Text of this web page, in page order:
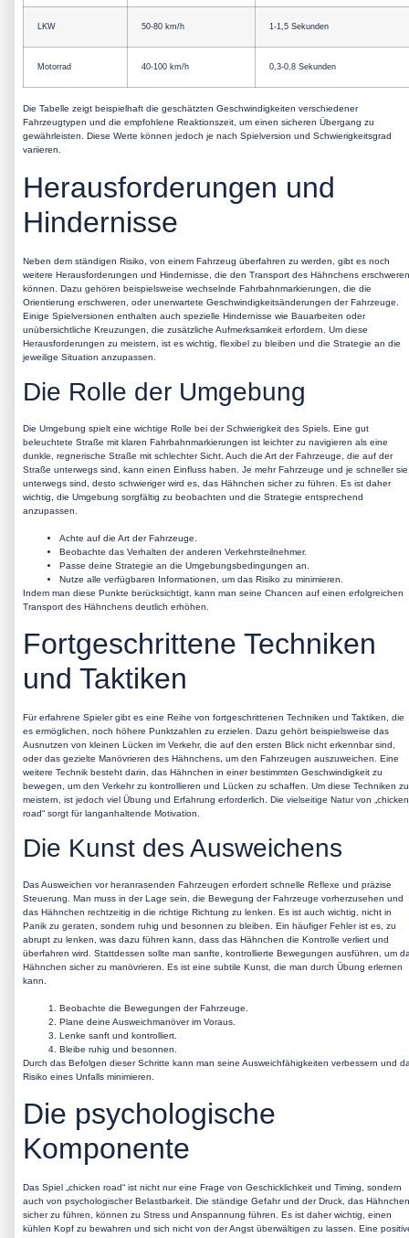
LKW 50-80 km/h 1-1,5 Sekunden
Motorrad 40-100 km/h 0,3-0,8 Sekunden
Die Tabelle zeigt beispielhaft die geschätzten Geschwindigkeiten verschiedener
Fahrzeugtypen und die empfohlene Reaktionszeit, um einen sicheren Übergang zu
gewährleisten. Diese Werte können jedoch je nach Spielversion und Schwierigkeitsgrad
variieren.
Herausforderungen und
Hindernisse
Neben dem ständigen Risiko, von einem Fahrzeug überfahren zu werden, gibt es noch
weitere Herausforderungen und Hindernisse, die den Transport des Hähnchens erschweren
können. Dazu gehören beispielsweise wechselnde Fahrbahnmarkierungen, die die
Orientierung erschweren, oder unerwartete Geschwindigkeitsänderungen der Fahrzeuge.
Einige Spielversionen enthalten auch spezielle Hindernisse wie Bauarbeiten oder
unübersichtliche Kreuzungen, die zusätzliche Aufmerksamkeit erfordern. Um diese
Herausforderungen zu meistern, ist es wichtig, flexibel zu bleiben und die Strategie an die
jeweilige Situation anzupassen.
Die Rolle der Umgebung
Die Umgebung spielt eine wichtige Rolle bei der Schwierigkeit des Spiels. Eine gut
beleuchtete Straße mit klaren Fahrbahnmarkierungen ist leichter zu navigieren als eine
dunkle, regnerische Straße mit schlechter Sicht. Auch die Art der Fahrzeuge, die auf der
Straße unterwegs sind, kann einen Einfluss haben. Je mehr Fahrzeuge und je schneller sie
unterwegs sind, desto schwieriger wird es, das Hähnchen sicher zu führen. Es ist daher
wichtig, die Umgebung sorgfältig zu beobachten und die Strategie entsprechend
anzupassen.
Achte auf die Art der Fahrzeuge.
Beobachte das Verhalten der anderen Verkehrsteilnehmer.
Passe deine Strategie an die Umgebungsbedingungen an.
Nutze alle verfügbaren Informationen, um das Risiko zu minimieren.
Indem man diese Punkte berücksichtigt, kann man seine Chancen auf einen erfolgreichen
Transport des Hähnchens deutlich erhöhen.
Fortgeschrittene Techniken
und Taktiken
Für erfahrene Spieler gibt es eine Reihe von fortgeschrittenen Techniken und Taktiken, die
es ermöglichen, noch höhere Punktzahlen zu erzielen. Dazu gehört beispielsweise das
Ausnutzen von kleinen Lücken im Verkehr, die auf den ersten Blick nicht erkennbar sind,
oder das gezielte Manövrieren des Hähnchens, um den Fahrzeugen auszuweichen. Eine
weitere Technik besteht darin, das Hähnchen in einer bestimmten Geschwindigkeit zu
bewegen, um den Verkehr zu kontrollieren und Lücken zu schaffen. Um diese Techniken zu
meistern, ist jedoch viel Übung und Erfahrung erforderlich. Die vielseitige Natur von „chicken
road“ sorgt für langanhaltende Motivation.
Die Kunst des Ausweichens
Das Ausweichen vor heranrasenden Fahrzeugen erfordert schnelle Reflexe und präzise
Steuerung. Man muss in der Lage sein, die Bewegung der Fahrzeuge vorherzusehen und
das Hähnchen rechtzeitig in die richtige Richtung zu lenken. Es ist auch wichtig, nicht in
Panik zu geraten, sondern ruhig und besonnen zu bleiben. Ein häufiger Fehler ist es, zu
abrupt zu lenken, was dazu führen kann, dass das Hähnchen die Kontrolle verliert und
überfahren wird. Stattdessen sollte man sanfte, kontrollierte Bewegungen ausführen, um
Hähnchen sicher zu manövrieren. Es ist eine subtile Kunst, die man durch Übung erlernen
kann.
Beobachte die Bewegungen der Fahrzeuge.
Plane deine Ausweichmanöver im Voraus.
Lenke sanft und kontrolliert.
Bleibe ruhig und besonnen.
Durch das Befolgen dieser Schritte kann man seine Ausweichfähigkeiten verbessern und
Risiko eines Unfalls minimieren.
Die psychologische
Komponente
Das Spiel „chicken road“ ist nicht nur eine Frage von Geschicklichkeit und Timing, sondern
auch von psychologischer Belastbarkeit. Die ständige Gefahr und der Druck, das Hähnchen
sicher zu führen, können zu Stress und Anspannung führen. Es ist daher wichtig, einen
kühlen Kopf zu bewahren und sich nicht von der Angst überwältigen zu lassen. Eine